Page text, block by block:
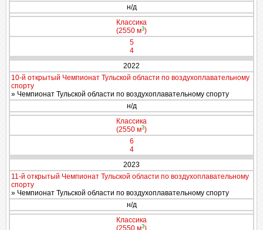
н/д
Классика
(2550 м3)
5
4
2022
10-й открытый Чемпионат Тульской области по воздухоплавательному
спорту
» Чемпионат Тульской области по воздухоплавательному спорту
н/д
Классика
(2550 м3)
6
4
2023
11-й открытый Чемпионат Тульской области по воздухоплавательному
спорту
» Чемпионат Тульской области по воздухоплавательному спорту
н/д
Классика
(2550 м3)